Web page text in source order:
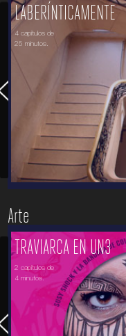
LABERÍNTICAMENTE
4 capítulos de
25 minutos.
Arte
TRAVIARCA EN UN3
2 capítulos de
4 minutos.